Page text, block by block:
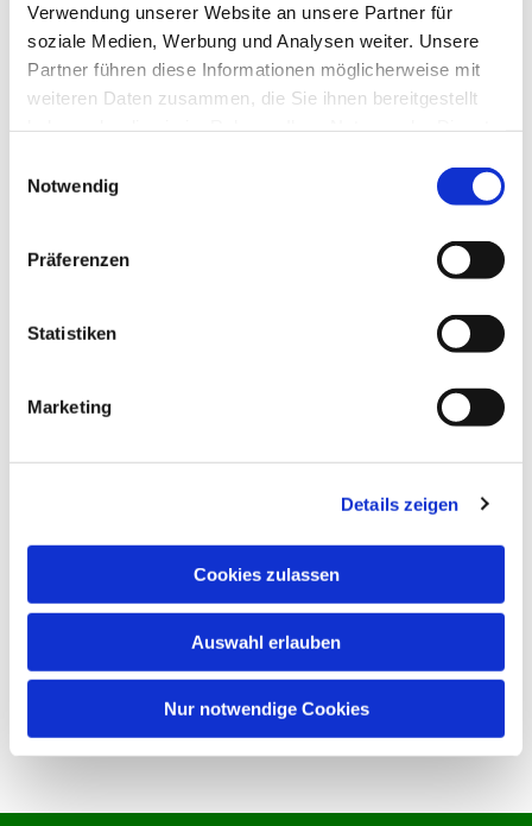
Verwendung unserer Website an unsere Partner für
soziale Medien, Werbung und Analysen weiter. Unsere
Partner führen diese Informationen möglicherweise mit
weiteren Daten zusammen, die Sie ihnen bereitgestellt
Notwendig
Präferenzen
Statistiken
Marketing
Details zeigen
Cookies zulassen
Auswahl erlauben
Nur notwendige Cookies
Dies könnte Sie auch interessieren